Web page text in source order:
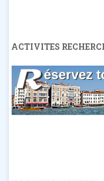
ACTIVITES